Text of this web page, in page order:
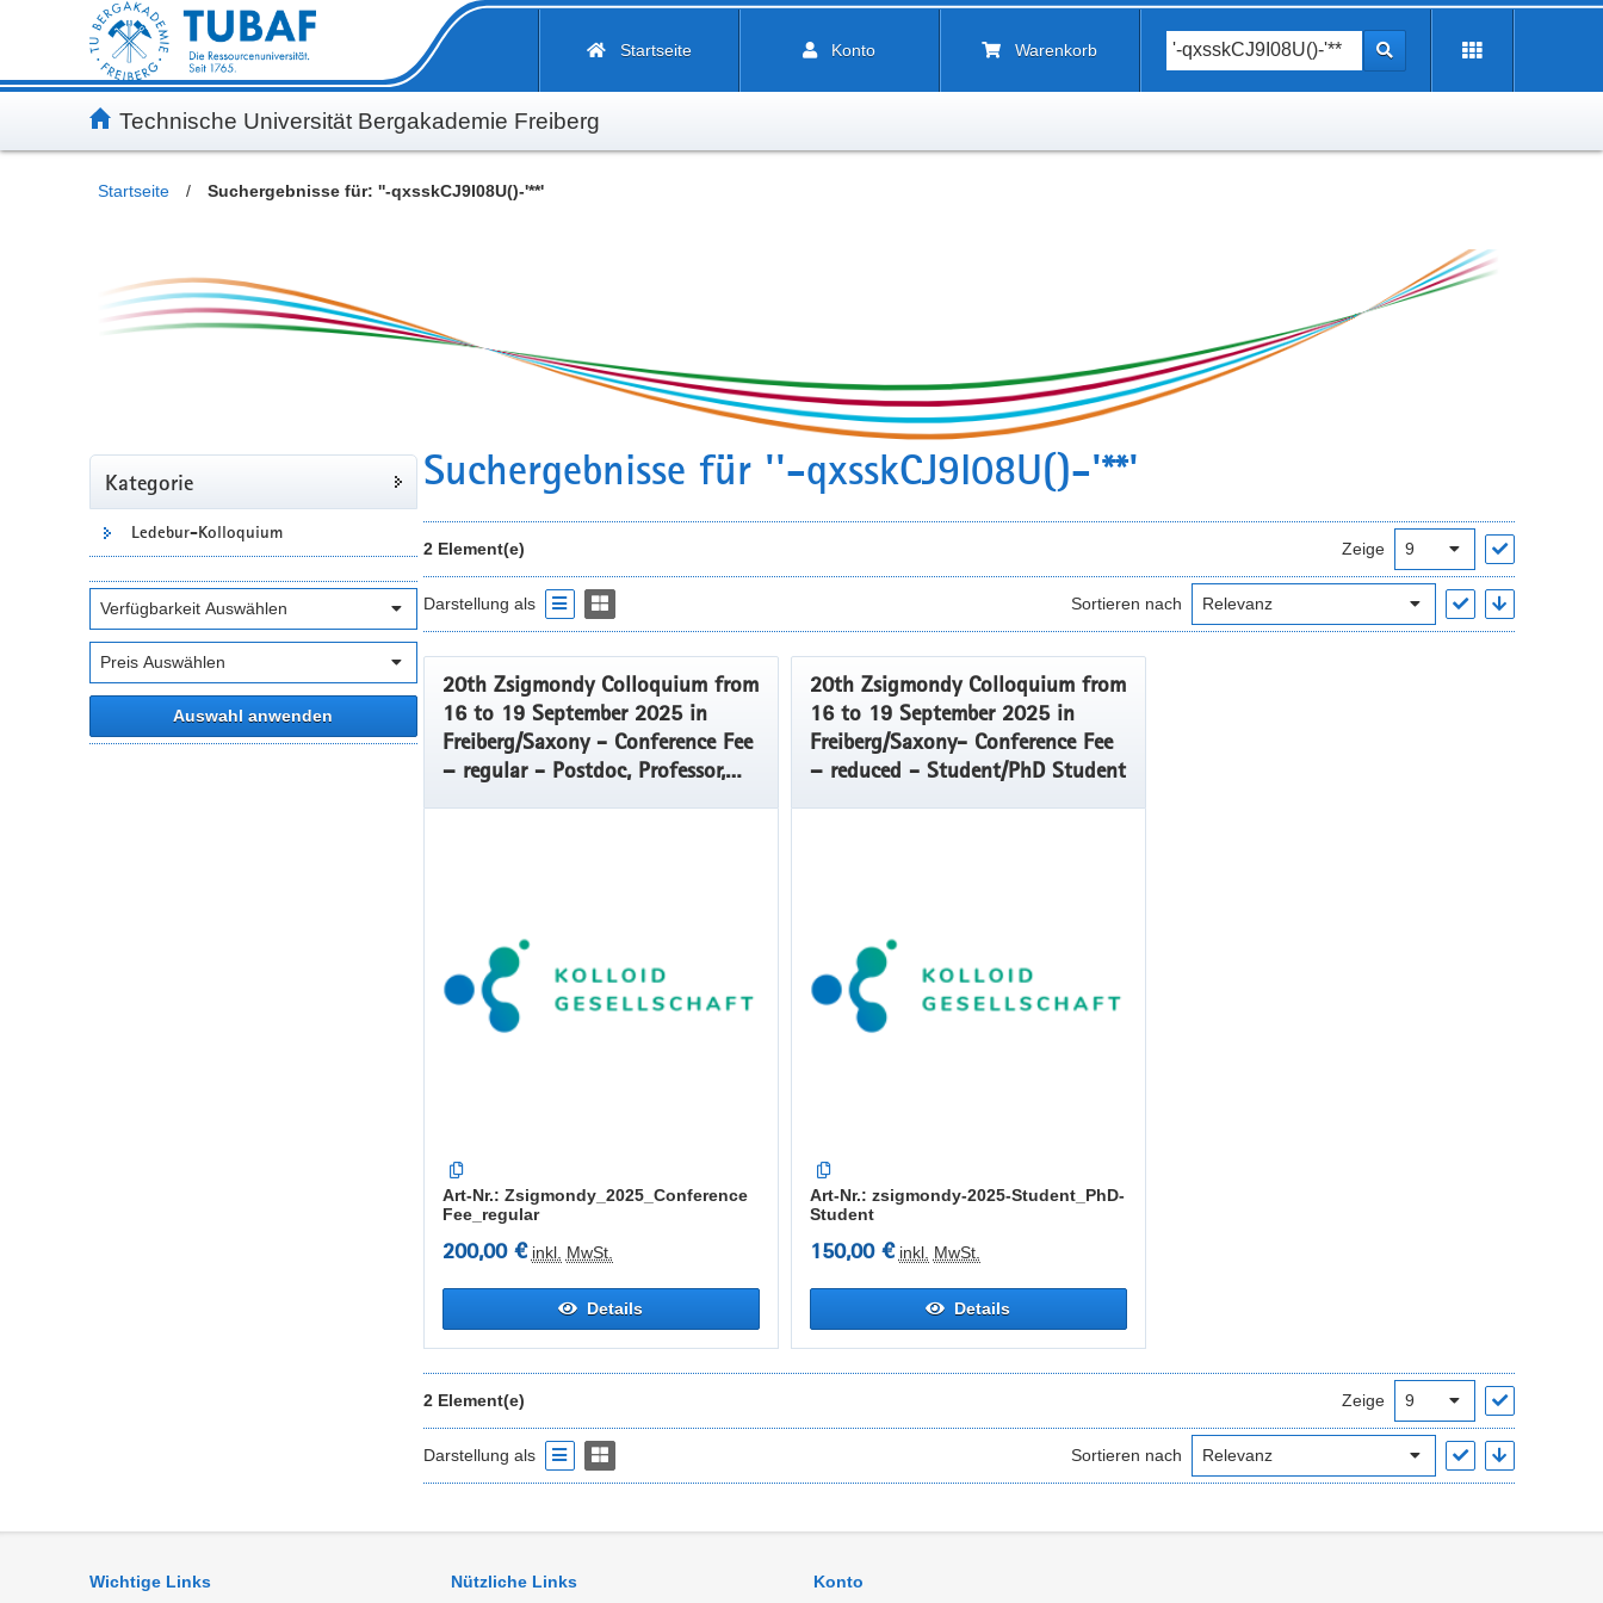
Inhalt
Kundenmenü
Suche
Servicemenü
Startseite Konto Warenkorb
Technische Universität Bergakademie Freiberg
Startseite / Suchergebnisse für: ''-qxsskCJ9I08U()-'**'
Kategorie
Ledebur-Kolloquium
Auswahl anwenden
Suchergebnisse für ''-qxsskCJ9I08U()-'**'
2 Element(e) Zeige
Darstellung als Sortieren nach
20th Zsigmondy Colloquium from
16 to 19 September 2025 in
Freiberg/Saxony - Conference Fee
– regular - Postdoc, Professor,
Art-Nr.: Zsigmondy_2025_Conference
Fee_regular
200,00 € inkl. MwSt.
Details
20th Zsigmondy Colloquium from
16 to 19 September 2025 in
Freiberg/Saxony- Conference Fee
– reduced - Student/PhD Student
Art-Nr.: zsigmondy-2025-Student_PhD-
Student
150,00 € inkl. MwSt.
Details
2 Element(e) Zeige
Darstellung als Sortieren nach
Wichtige Links Nützliche Links Konto